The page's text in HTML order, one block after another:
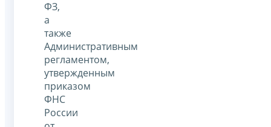
ФЗ,
а
также
Административным
регламентом,
утвержденным
приказом
ФНС
России